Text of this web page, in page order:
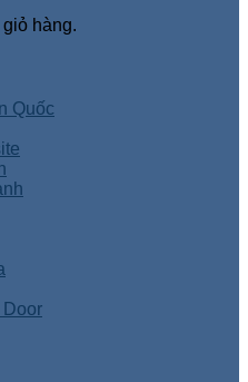
hàng.
Quốc